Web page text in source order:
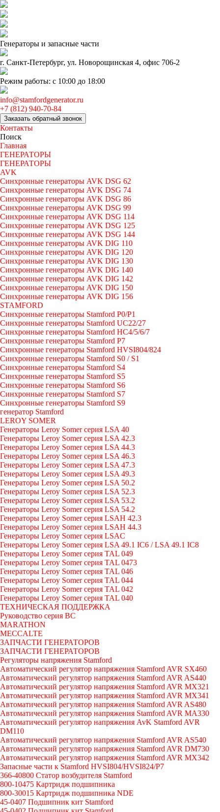
Генераторы и запаcные части
г. Санкт-Петербург, ул. Новорощинская 4, офис 706-2
Режим работы: с 10:00 до 18:00
info@stamfordgenerator.ru
+7 (812) 940-70-84
Заказать обратный звонок
Контакты
Поиск
Главная
ГЕНЕРАТОРЫ
ГЕНЕРАТОРЫ
AVK
Синхронные генераторы AVK DSG 62
Синхронные генераторы AVK DSG 74
Синхронные генераторы AVK DSG 86
Синхронные генераторы AVK DSG 99
Синхронные генераторы AVK DSG 114
Синхронные генераторы AVK DSG 125
Синхронные генераторы AVK DSG 144
Синхронные генераторы AVK DIG 110
Синхронные генераторы AVK DIG 120
Синхронные генераторы AVK DIG 130
Синхронные генераторы AVK DIG 140
Синхронные генераторы AVK DIG 142
Синхронные генераторы AVK DIG 150
Синхронные генераторы AVK DIG 156
STAMFORD
Синхронные генераторы Stamford P0/P1
Синхронные генераторы Stamford UC22/27
Синхронные генераторы Stamford HC4/5/6/7
Синхронные генераторы Stamford P7
Синхронные генераторы Stamford HVSI804/824
Синхронные генераторы Stamford S0 / S1
Синхронные генераторы Stamford S4
Синхронные генераторы Stamford S5
Синхронные генераторы Stamford S6
Синхронные генераторы Stamford S7
Синхронные генераторы Stamford S9
генератор Stamford
LEROY SOMER
Генераторы Leroy Somer серия LSA 40
Генераторы Leroy Somer серия LSA 42.3
Генераторы Leroy Somer серия LSA 44.3
Генераторы Leroy Somer серия LSA 46.3
Генераторы Leroy Somer серия LSA 47.3
Генераторы Leroy Somer серия LSA 49.3
Генераторы Leroy Somer серия LSA 50.2
Генераторы Leroy Somer серия LSA 52.3
Генераторы Leroy Somer серия LSA 53.2
Генераторы Leroy Somer серия LSA 54.2
Генераторы Leroy Somer серия LSAH 42.3
Генераторы Leroy Somer серия LSAH 44.3
Генераторы Leroy Somer серия LSAC
Генераторы Leroy Somer серия LSA 49.1 IC6 / LSA 49.1 IC8
Генераторы Leroy Somer серия TAL 049
Генераторы Leroy Somer серия TAL 0473
Генераторы Leroy Somer серия TAL 046
Генераторы Leroy Somer серия TAL 044
Генераторы Leroy Somer серия TAL 042
Генераторы Leroy Somer серия TAL 040
ТЕХНИЧЕСКАЯ ПОДДЕРЖКА
Руководство серия BC
MARATHON
MECCALTE
ЗАПЧАСТИ ГЕНЕРАТОРОВ
ЗАПЧАСТИ ГЕНЕРАТОРОВ
Регуляторы напряжения Stamford
Автоматический регулятор напряжения Stamford AVR SX460
Автоматический регулятор напряжения Stamford AVR AS440
Автоматический регулятор напряжения Stamford AVR MX321
Автоматический регулятор напряжения Stamford AVR MX341
Автоматический регулятор напряжения Stamford AVR AS480
Автоматический регулятор напряжения Stamford AVR MA330
Автоматический регулятор напряжения AvK Stamford AVR
DM110
Автоматический регулятор напряжения Stamford AVR AS540
Автоматический регулятор напряжения Stamford AVR DM730
Автоматический регулятор напряжения Stamford AVR MX342
Запасные части к Stamford HVSI804/HVSI824/P7
366-40800 Статор возбудителя Stamford
800-10475 Картридж подшипника
800-30015 Картридж подшипника NDE
45-0407 Подшипник кит Stamford